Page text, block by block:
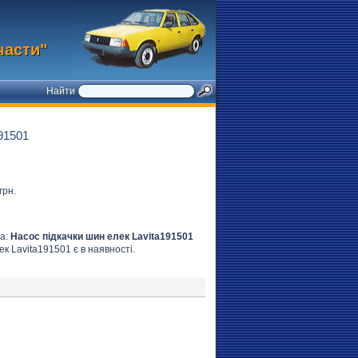
Найти
грн.
Насос підкачки шин елек Lavita191501
Lavita191501 є в наявності.